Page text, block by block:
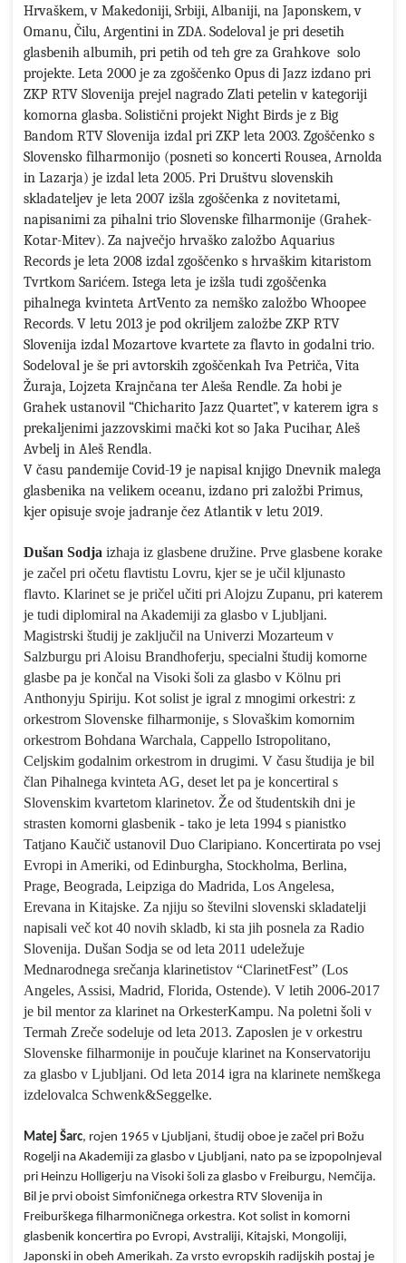
Hrvaškem, v Makedoniji, Srbiji, Albaniji, na Japonskem, v
Omanu, Čilu, Argentini in ZDA. Sodeloval je pri desetih
glasbenih albumih, pri petih od teh gre za Grahkove solo
projekte. Leta 2000 je za zgoščenko Opus di Jazz izdano pri
ZKP RTV Slovenija prejel nagrado Zlati petelin v kategoriji
komorna glasba. Solistični projekt Night Birds je z Big
Bandom RTV Slovenija izdal pri ZKP leta 2003. Zgoščenko s
Slovensko filharmonijo (posneti so koncerti Rousea, Arnolda
in Lazarja) je izdal leta 2005. Pri Društvu slovenskih
skladateljev je leta 2007 izšla zgoščenka z novitetami,
napisanimi za pihalni trio Slovenske filharmonije (Grahek-
Kotar-Mitev). Za največjo hrvaško založbo Aquarius
Records je leta 2008 izdal zgoščenko s hrvaškim kitaristom
Tvrtkom Sarićem. Istega leta je izšla tudi zgoščenka
pihalnega kvinteta ArtVento za nemško založbo Whoopee
Records. V letu 2013 je pod okriljem založbe ZKP RTV
Slovenija izdal Mozartove kvartete za flavto in godalni trio.
Sodeloval je še pri avtorskih zgoščenkah Iva Petriča, Vita
Žuraja, Lojzeta Krajnčana ter Aleša Rendle. Za hobi je
Grahek ustanovil “Chicharito Jazz Quartet”, v katerem igra s
prekaljenimi jazzovskimi mački kot so Jaka Pucihar, Aleš
Avbelj in Aleš Rendla.
V času pandemije Covid-19 je napisal knjigo Dnevnik malega
glasbenika na velikem oceanu, izdano pri založbi Primus,
kjer opisuje svoje jadranje čez Atlantik v letu 2019.
Dušan Sodja izhaja iz glasbene družine. Prve glasbene korake
je začel pri očetu flavtistu Lovru, kjer se je učil kljunasto
flavto. Klarinet se je pričel učiti pri Alojzu Zupanu, pri katerem
je tudi diplomiral na Akademiji za glasbo v Ljubljani.
Magistrski študij je zaključil na Univerzi Mozarteum v
Salzburgu pri Aloisu Brandhoferju, specialni študij komorne
glasbe pa je končal na Visoki šoli za glasbo v Kölnu pri
Anthonyju Spiriju. Kot solist je igral z mnogimi orkestri: z
orkestrom Slovenske filharmonije, s Slovaškim komornim
orkestrom Bohdana Warchala, Cappello Istropolitano,
Celjskim godalnim orkestrom in drugimi. V času študija je bil
član Pihalnega kvinteta AG, deset let pa je koncertiral s
Slovenskim kvartetom klarinetov. Že od študentskih dni je
strasten komorni glasbenik - tako je leta 1994 s pianistko
Tatjano Kaučič ustanovil Duo Claripiano. Koncertirata po vsej
Evropi in Ameriki, od Edinburgha, Stockholma, Berlina,
Prage, Beograda, Leipziga do Madrida, Los Angelesa,
Erevana in Kitajske. Za njiju so številni slovenski skladatelji
napisali več kot 40 novih skladb, ki sta jih posnela za Radio
Slovenija. Dušan Sodja se od leta 2011 udeležuje
Mednarodnega srečanja klarinetistov “ClarinetFest” (Los
Angeles, Assisi, Madrid, Florida, Ostende). V letih 2006-2017
je bil mentor za klarinet na OrkesterKampu. Na poletni šoli v
Termah Zreče sodeluje od leta 2013. Zaposlen je v orkestru
Slovenske filharmonije in poučuje klarinet na Konservatoriju
za glasbo v Ljubljani. Od leta 2014 igra na klarinete nemškega
izdelovalca Schwenk&Seggelke.
Matej Šarc, rojen 1965 v Ljubljani, študij oboe je začel pri Božu
Rogelji na Akademiji za glasbo v Ljubljani, nato pa se izpopolnjeval
pri Heinzu Holligerju na Visoki šoli za glasbo v Freiburgu, Nemčija.
Bil je prvi oboist Simfoničnega orkestra RTV Slovenija in
Freiburškega filharmoničnega orkestra. Kot solist in komorni
glasbenik koncertira po Evropi, Avstraliji, Kitajski, Mongoliji,
Japonski in obeh Amerikah. Za vrsto evropskih radijskih postaj je